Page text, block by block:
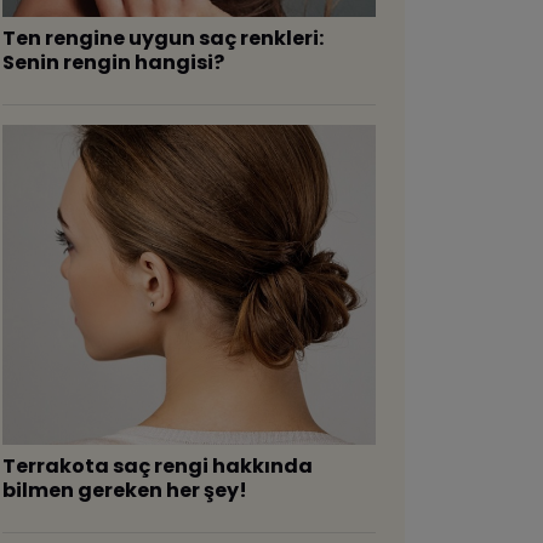
Ten rengine uygun saç renkleri:
Senin rengin hangisi?
Terrakota saç rengi hakkında
bilmen gereken her şey!